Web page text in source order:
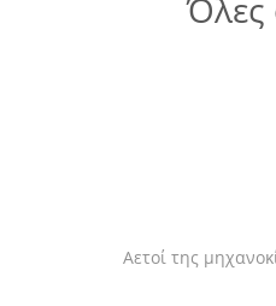
Όλες
Αετοί της